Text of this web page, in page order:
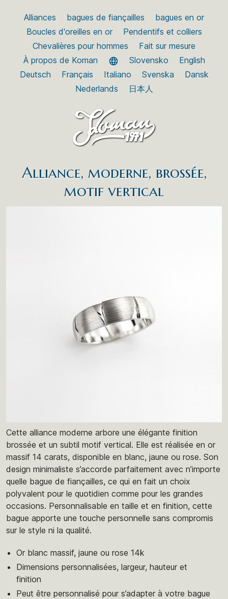
Alliances bagues de fiançailles
bagues en or
Boucles d'oreilles en or
Pendentifs et colliers
Chevalières pour hommes
Fait sur mesure
À propos de Koman
Slovensko
English
Deutsch
Français Italiano Svenska
Dansk
Nederlands
日本人
Alliance, moderne, brossée,
motif vertical
Cette alliance moderne arbore une élégante finition
brossée et un subtil motif vertical. Elle est réalisée en or
massif 14 carats, disponible en blanc, jaune ou rose. Son
design minimaliste s’accorde parfaitement avec n’importe
quelle bague de fiançailles, ce qui en fait un choix
polyvalent pour le quotidien comme pour les grandes
occasions. Personnalisable en taille et en finition, cette
bague apporte une touche personnelle sans compromis
sur le style ni la qualité.
Or blanc massif, jaune ou rose 14k
Dimensions personnalisées, largeur, hauteur et
finition
Peut être personnalisé pour s’adapter à votre bague